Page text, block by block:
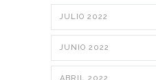
JULIO 2022
JUNIO 2022
ABRIL 2022